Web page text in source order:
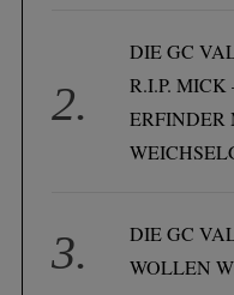
DIE GC
R.I.P.
DIE GC
WOLLEN